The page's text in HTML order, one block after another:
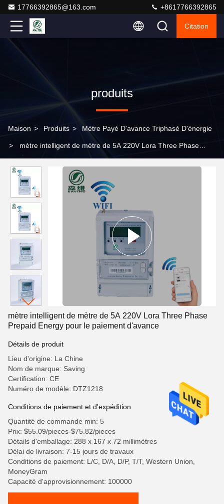
17766392865@163.com +8617766392865
Citation
produits
Maison > Produits > Mètre Payé D'avance Triphasé D'énergie
> mètre intelligent de mètre de 5A 220V Lora Three Phase
mètre intelligent de mètre de 5A 220V Lora Three Phase
Prepaid Energy pour le paiement d'avance
Détails de produit
Lieu d'origine: La Chine
Nom de marque: Saving
Certification: CE
Numéro de modèle: DTZ1218
Conditions de paiement et d'expédition
Quantité de commande min: 5
Prix: $55.09/pieces-$75.82/pieces
Détails d'emballage: 288 x 167 x 72 millimètres
Délai de livraison: 7-15 jours de travaux
Conditions de paiement: L/C, D/A, D/P, T/T, Western Union,
MoneyGram
Capacité d'approvisionnement: 100000